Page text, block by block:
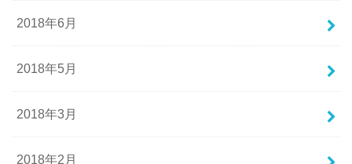
2018年6月
2018年5月
2018年3月
2018年2月